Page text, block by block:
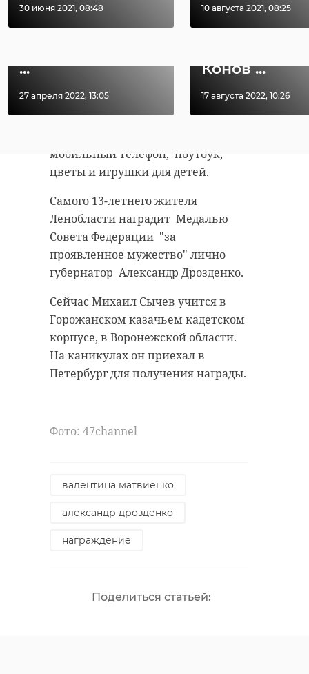
30 июня 2021, 08:48 10 августа 2021, 08:25
Александр
...
27 апреля 2022, 13:05
В Каменке
Конов ...
17 августа 2022, 10:26
огромной гордости за то, что в
Матвиенко по видеосвязи.
От имени губернатора
Ленинградской области семье
мобильный телефон, ноутбук,
цветы и игрушки для детей.
Самого 13-летнего жителя
Ленобласти наградит Медалью
Совета Федерации "за
проявленное мужество" лично
губернатор Александр Дрозденко.
Сейчас Михаил Сычев учится в
Горожанском казачьем кадетском
корпусе, в Воронежской области.
На каникулах он приехал в
Петербург для получения награды.
Фото: 47channel
валентина матвиенко
александр дрозденко
награждение
Поделиться статьей: